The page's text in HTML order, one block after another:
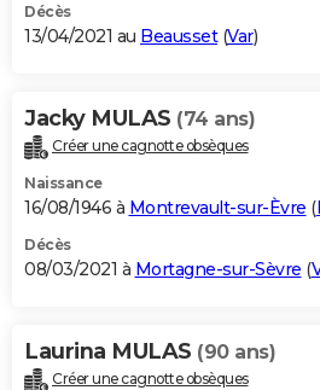
Décès
13/04/2021 au Beausset(Var)
Jacky MULAS (74 ans)
Créer une cagnotte obsèques
Naissance
16/08/1946 à Montrevault-sur-Èvre (
Décès
08/03/2021 à Mortagne-sur-Sèvre (
Laurina MULAS (90 ans)
Créer une cagnotte obsèques